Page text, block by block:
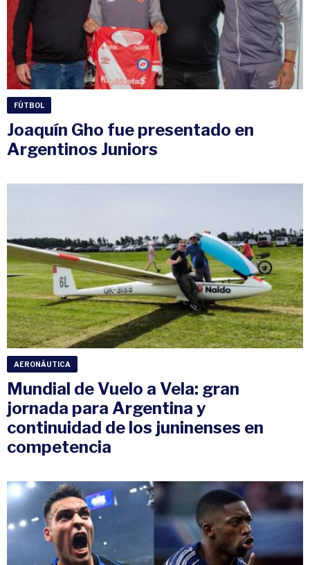
FÚTBOL
Joaquín Gho fue presentado en
Argentinos Juniors
AERONÁUTICA
Mundial de Vuelo a Vela: gran
jornada para Argentina y
continuidad de los juninenses en
competencia